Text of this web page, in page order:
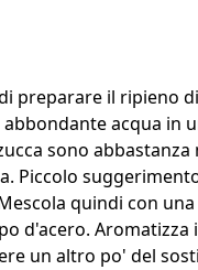
preparare il ripieno
acqua in
sono
Piccolo
quindi con
d'acero.
un altro po' del